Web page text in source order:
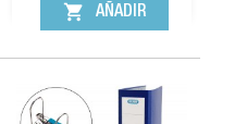
shopping_cart AÑADIR